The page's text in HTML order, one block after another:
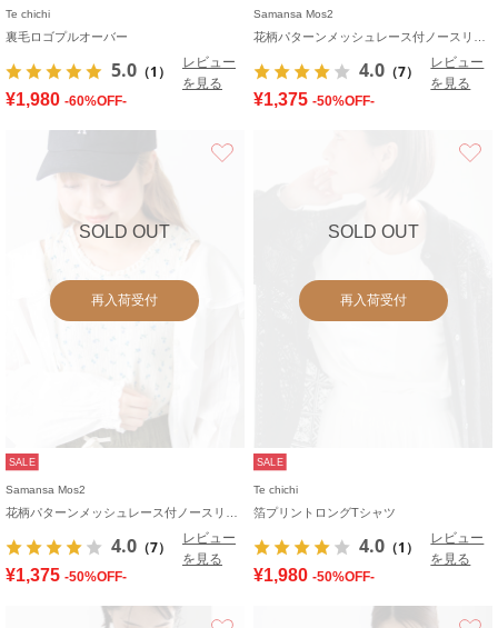
Te chichi
裏毛ロゴプルオーバー
5.0 （1）
レビュー
を見る
¥1,980 -60%OFF-
Samansa Mos2
4.0 （7）
レビュー
を見る
¥1,375 -50%OFF-
SOLD OUT
再入荷受付
SALE
Samansa Mos2
4.0 （7）
レビュー
を見る
¥1,375 -50%OFF-
SOLD OUT
再入荷受付
SALE
Te chichi
箔プリントロングTシャツ
4.0 （1）
レビュー
を見る
¥1,980 -50%OFF-